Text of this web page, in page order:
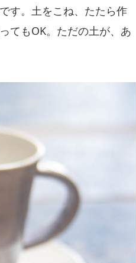
す。土をこね、たたら作
てもOK。ただの土が、あ